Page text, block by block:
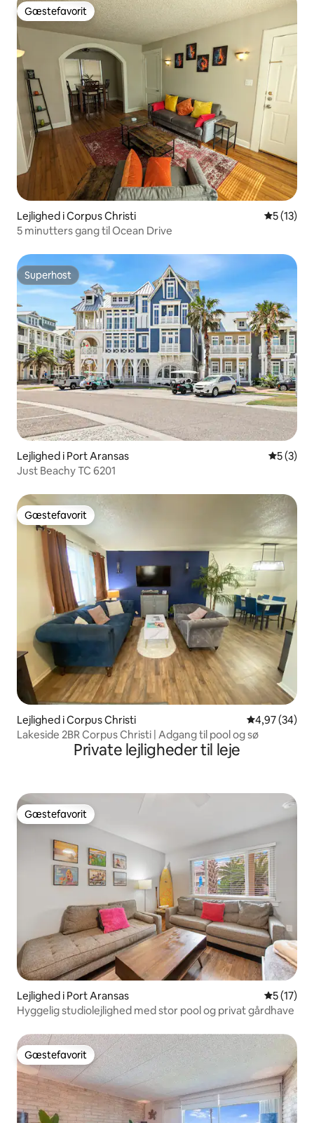
Gæstefavorit
Gæstefavorit
Lejlighed i Corpus Christi 5 ud af 5
5 (13)
5 minutters gang til Ocean Drive
Superhost
Superhost
Lejlighed i Port Aransas 5 ud af 5
5 (3)
Just Beachy TC 6201
Gæstefavorit
Gæstefavorit
Lejlighed i Corpus Christi 4,97 ud af 5 i
4,97 (34)
Lakeside 2BR Corpus Christi | Adgang til pool og sø
Private lejligheder til leje
Gæstefavorit
Gæstefavorit
Lejlighed i Port Aransas 5 ud af 5
5 (17)
Hyggelig studiolejlighed med stor pool og privat gårdhave
Gæstefavorit
Gæstefavorit